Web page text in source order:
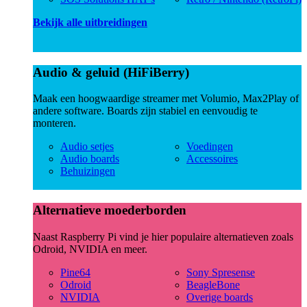
Bekijk alle uitbreidingen
Audio & geluid (HiFiBerry)
Maak een hoogwaardige streamer met Volumio, Max2Play of
andere software. Boards zijn stabiel en eenvoudig te
monteren.
Audio setjes
Audio boards
Behuizingen
Voedingen
Accessoires
Alternatieve moederborden
Naast Raspberry Pi vind je hier populaire alternatieven zoals
Odroid, NVIDIA en meer.
Pine64
Odroid
NVIDIA
Sony Spresense
BeagleBone
Overige boards